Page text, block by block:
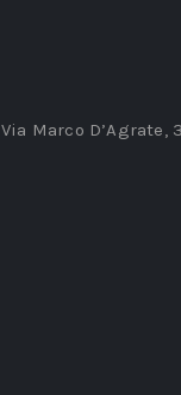
Via Marco D’Agrate,